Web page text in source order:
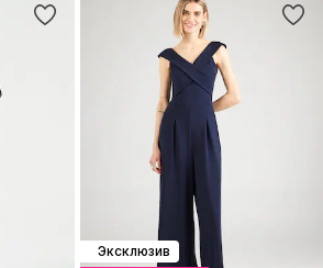
Эксклюзив